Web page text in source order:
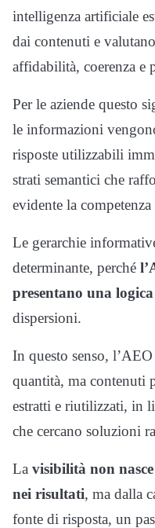
intelligenza artificiale
dai contenuti e
affidabilità, coerenza e
Per le aziende questo
le informazioni
risposte utilizzabili
strati semantici che
evidente la
Le gerarchie
determinante, perché
presentano una
dispersioni.
In questo senso,
quantità, ma contenuti
estratti e riutilizzati, in
che cercano soluzioni
La visibilità non
nei risultati, ma dalla
fonte di risposta, un